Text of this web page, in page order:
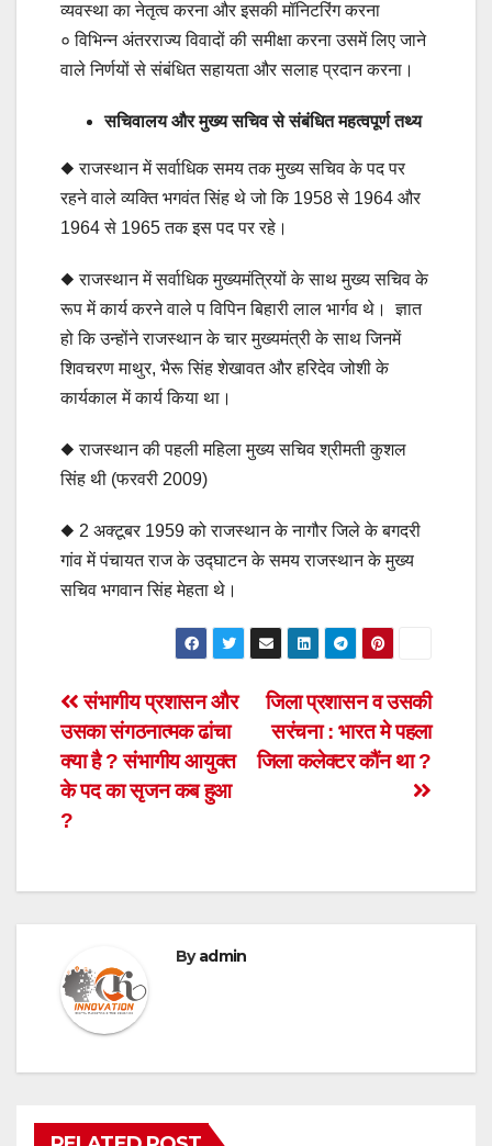
व्यवस्था का नेतृत्व करना और इसकी मॉनिटरिंग करना
० विभिन्न अंतरराज्य विवादों की समीक्षा करना उसमें लिए जाने
वाले निर्णयों से संबंधित सहायता और सलाह प्रदान करना।
सचिवालय और मुख्य सचिव से संबंधित महत्वपूर्ण तथ्य
◆ राजस्थान में सर्वाधिक समय तक मुख्य सचिव के पद पर
रहने वाले व्यक्ति भगवंत सिंह थे जो कि 1958 से 1964 और
1964 से 1965 तक इस पद पर रहे।
◆ राजस्थान में सर्वाधिक मुख्यमंत्रियों के साथ मुख्य सचिव के
रूप में कार्य करने वाले प विपिन बिहारी लाल भार्गव थे। ज्ञात
हो कि उन्होंने राजस्थान के चार मुख्यमंत्री के साथ जिनमें
शिवचरण माथुर, भैरू सिंह शेखावत और हरिदेव जोशी के
कार्यकाल में कार्य किया था।
◆ राजस्थान की पहली महिला मुख्य सचिव श्रीमती कुशल
सिंह थी (फरवरी 2009)
◆ 2 अक्टूबर 1959 को राजस्थान के नागौर जिले के बगदरी
गांव में पंचायत राज के उद्घाटन के समय राजस्थान के मुख्य
सचिव भगवान सिंह मेहता थे।
Post
navigation
जिला प्रशासन व उसकी
सरंचना : भारत मे पहला
जिला कलेक्टर कौंन था ?
संभागीय प्रशासन और
उसका संगठनात्मक ढांचा
क्या है ? संभागीय आयुक्त
के पद का सृजन कब हुआ
?
Byadmin